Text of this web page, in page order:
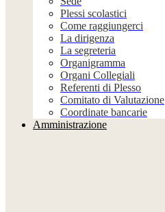
Plessi scolastici
Come raggiungerci
La dirigenza
La segreteria
Organigramma
Organi Collegiali
Referenti di Plesso
Comitato di Valutazione
Coordinate bancarie
Amministrazione